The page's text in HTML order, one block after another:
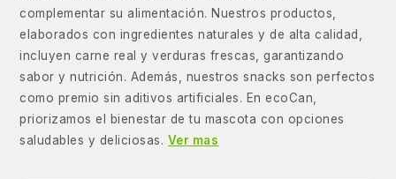
complementar su alimentación. Nuestros productos,
elaborados con ingredientes naturales y de alta calidad,
incluyen carne real y verduras frescas, garantizando
sabor y nutrición. Además, nuestros snacks son perfectos
como premio sin aditivos artificiales. En ecoCan,
priorizamos el bienestar de tu mascota con opciones
saludables y deliciosas. Ver mas